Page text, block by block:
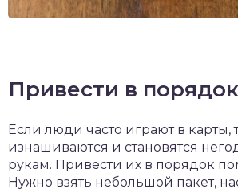
Привести в
Если люди часто играют в карты,
изнашиваются и становятся
рукам. Привести их в порядок
Нужно взять небольшой пакет,